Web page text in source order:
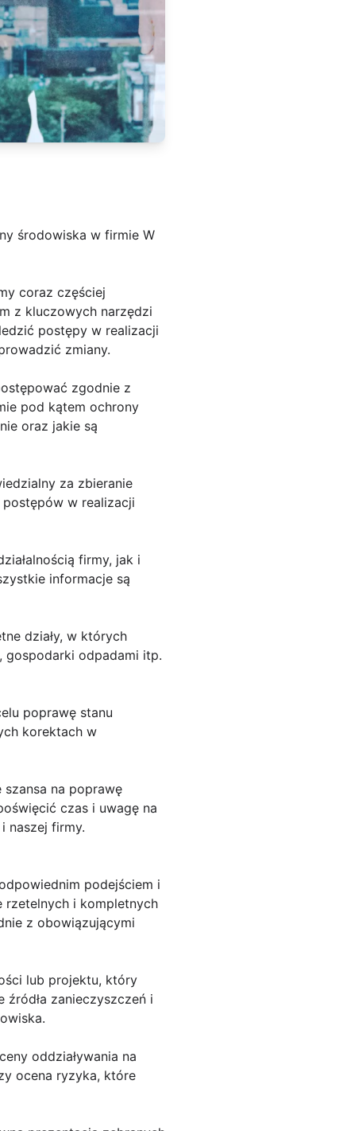
środowiska w firmie W
coraz częściej
z kluczowych narzędzi
postępy w realizacji
zmiany.
zgodnie z
pod kątem ochrony
oraz jakie są
za zbieranie
w realizacji
firmy, jak i
informacje są
działy, w których
gospodarki odpadami itp.
poprawę stanu
korektach w
na poprawę
czas i uwagę na
naszej firmy.
podejściem i
rzetelnych i kompletnych
z obowiązującymi
lub projektu, który
źródła zanieczyszczeń i
oddziaływania na
ocena ryzyka, które